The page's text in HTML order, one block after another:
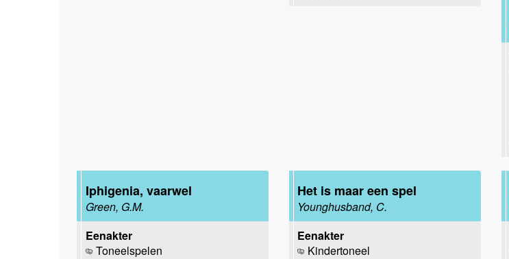
Iphigenia, vaarwel
Green, G.M.
Eenakter
Toneelspelen
Het is maar een spel
Younghusband, C.
Eenakter
Kindertoneel